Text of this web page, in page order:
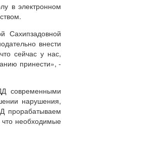
в электронном
Сахипзадовной
внести
сейчас у нас,
принести», -
современными
нарушения,
прорабатываем
необходимые